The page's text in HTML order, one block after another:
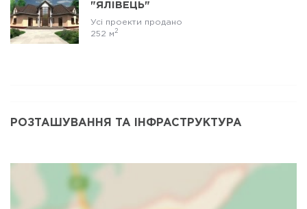
"ЯЛІВЕЦЬ"
Усі проекти продано
252 м 2
РОЗТАШУВАННЯ ТА ІНФРАСТРУКТУРА